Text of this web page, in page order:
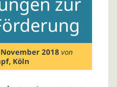
2018 von
Köln